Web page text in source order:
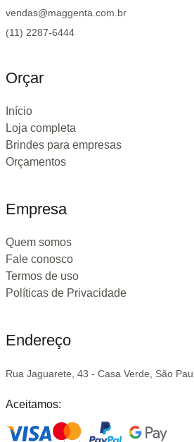
vendas@maggenta.com.br
(11) 2287-6444
Orçar
Início
Loja completa
Brindes para empresas
Orçamentos
Empresa
Quem somos
Fale conosco
Termos de uso
Políticas de Privacidade
Endereço
Rua Jaguarete, 43 - Casa Verde, São
Aceitamos: